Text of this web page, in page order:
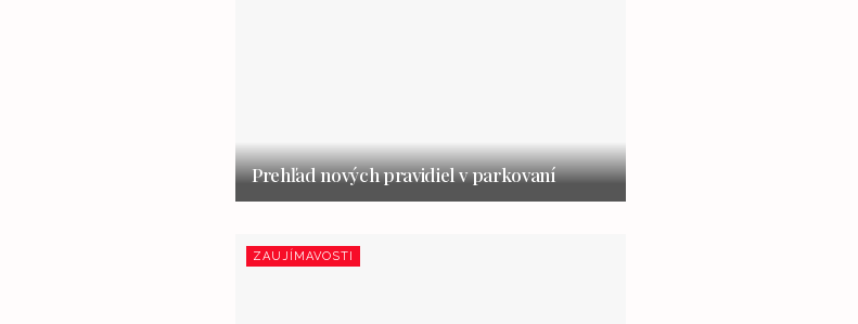
Prehľad nových pravidiel v parkovaní
ZAUJÍMAVOSTI